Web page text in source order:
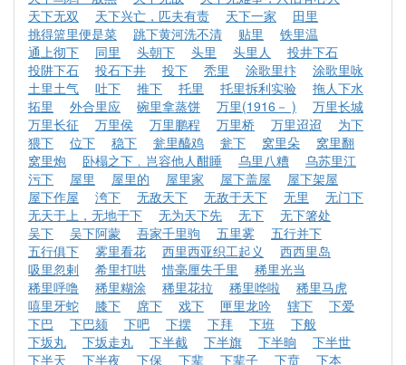
天下无双
天下兴亡，匹夫有责 天下一家
田里
挑得篮里便是菜
跳下黄河洗不清 贴里
铁里温
通上彻下
同里 头朝下 头里 头里人
投井下石
投阱下石
投石下井 投下 秃里 涂歌里抃
涂歌里咏
土里土气
吐下 推下 托里 托里拆利实验
拖人下水
拓里
外合里应 碗里拿蒸饼 万里(1916－ )
万里长城
万里长征
万里侯 万里鹏程 万里桥 万里迢迢
为下
猥下
位下 稳下 瓮里醯鸡 瓮下 窝里朵
窝里翻
窝里炮
卧榻之下﹐岂容他人酣睡 乌里八糟
乌苏里江
污下
屋里 屋里的 屋里家 屋下盖屋
屋下架屋
屋下作屋
洿下 无敌天下 无敌于天下 无里
无门下
无天于上，无地于下
无为天下先 无下
无下箸处
吴下
吴下阿蒙 吾家千里驹 五里雾
五行并下
五行俱下
雾里看花 西里西亚织工起义
西西里岛
吸里忽剌
希里打哄 惜毫厘失千里
稀里光当
稀里呼噜
稀里糊涂 稀里花拉 稀里哗啦
稀里马虎
嘻里牙蛇
膝下 席下 戏下 匣里龙吟 辖下
下爱
下巴
下巴颏 下吧 下摆 下拜 下班
下般
下坂丸
下坂走丸 下半截 下半旗 下半晌
下半世
下半天
下半夜 下保 下辈 下辈子 下贲
下本